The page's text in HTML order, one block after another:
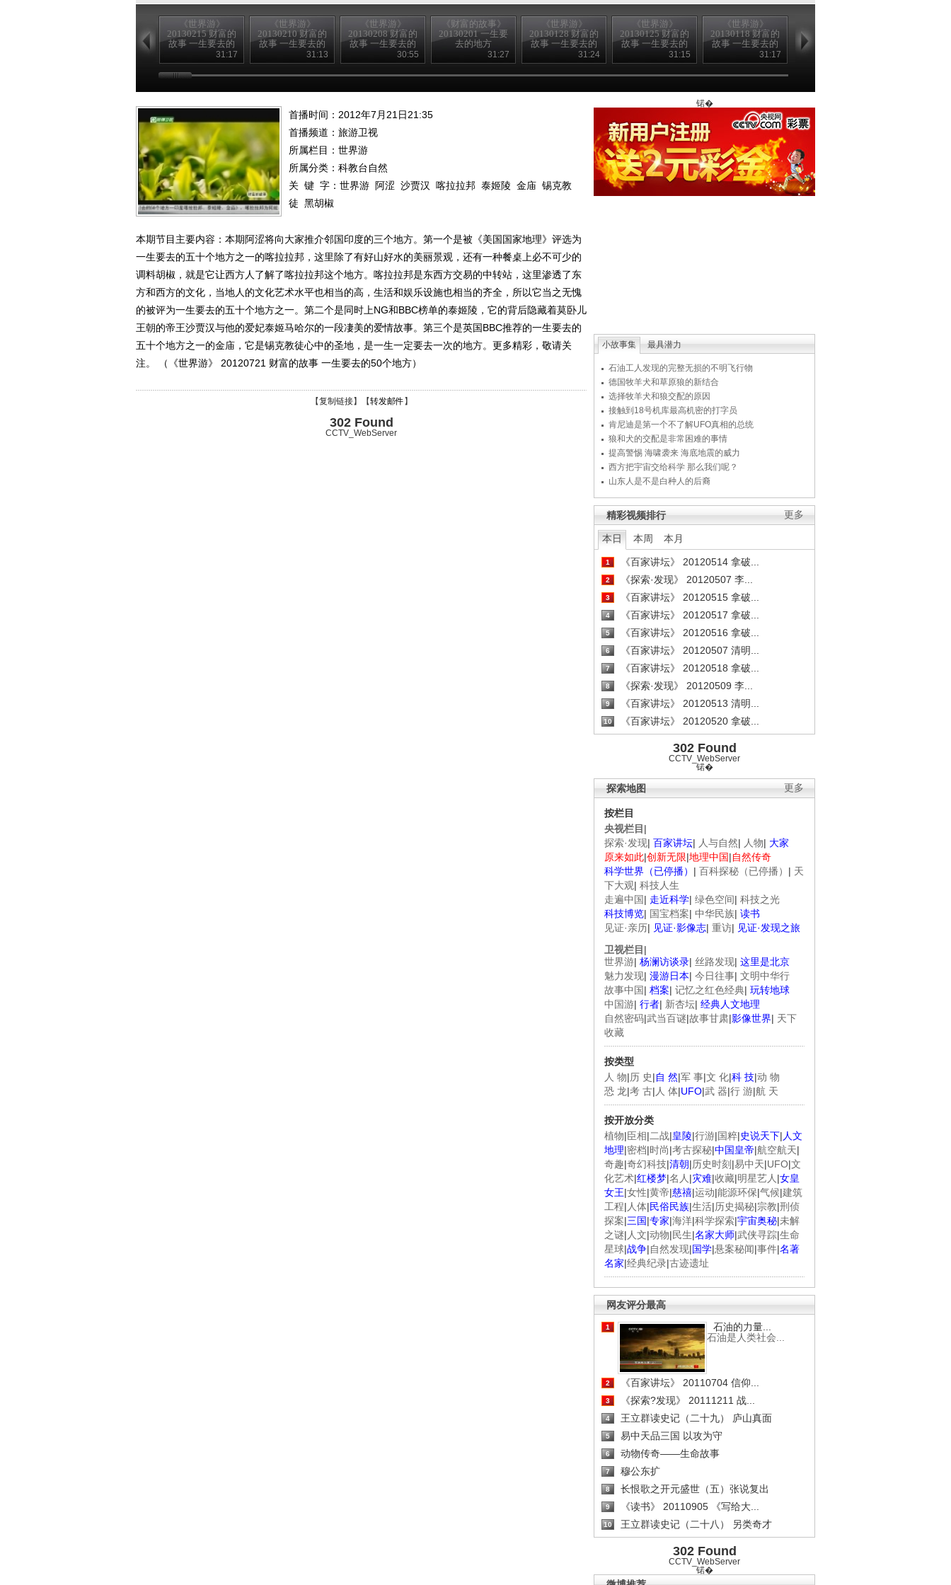
《世界游》
20130215 财富的
故事 一生要去的
31:17
《世界游》
20130210 财富的
故事 一生要去的
31:13
《世界游》
20130208 财富的
故事 一生要去的
30:55
《财富的故事》
20130201 一生要
去的地方
31:27
《世界游》
20130128 财富的
故事 一生要去的
31:24
《世界游》
20130125 财富的
故事 一生要去的
31:15
《世界游》
20130118 财富的
故事 一生要去的
31:17
20130104 财富的
故事 一生要去的
首播时间：2012年7月21日21:35
首播频道： 旅游卫视
所属栏目： 世界游
所属分类：科教台自然
关 键 字： 世界游 阿涩 沙贾汉 喀拉拉邦 泰姬陵 金庙 锡克教
徒 黑胡椒
本期节目主要内容：本期阿涩将向大家推介邻国印度的三个地方。第一个是被《美国国家地理》评选为
一生要去的五十个地方之一的喀拉拉邦，这里除了有好山好水的美丽景观，还有一种餐桌上必不可少的
调料胡椒，就是它让西方人了解了喀拉拉邦这个地方。喀拉拉邦是东西方交易的中转站，这里渗透了东
方和西方的文化，当地人的文化艺术水平也相当的高，生活和娱乐设施也相当的齐全，所以它当之无愧
的被评为一生要去的五十个地方之一。第二个是同时上NG和BBC榜单的泰姬陵，它的背后隐藏着莫卧儿
王朝的帝王沙贾汉与他的爱妃泰姬马哈尔的一段凄美的爱情故事。第三个是英国BBC推荐的一生要去的
五十个地方之一的金庙，它是锡克教徒心中的圣地，是一生一定要去一次的地方。更多精彩，敬请关
注。 （《世界游》 20120721 财富的故事 一生要去的50个地方）
【复制链接】【转发邮件 】
302 Found
CCTV_WebServer
锘�
小故事集 最具潜力
石油工人发现的完整无损的不明飞行物
德国牧羊犬和草原狼的新结合
选择牧羊犬和狼交配的原因
接触到18号机库最高机密的打字员
肯尼迪是第一个不了解UFO真相的总统
狼和犬的交配是非常困难的事情
提高警惕 海啸袭来 海底地震的威力
西方把宇宙交给科学 那么我们呢？
山东人是不是白种人的后裔
更多
精彩视频排行
本日 本周 本月
1 《百家讲坛》 20120514 拿破...
2 《探索·发现》 20120507 李...
3 《百家讲坛》 20120515 拿破...
4 《百家讲坛》 20120517 拿破...
5 《百家讲坛》 20120516 拿破...
6 《百家讲坛》 20120507 清明...
7 《百家讲坛》 20120518 拿破...
8 《探索·发现》 20120509 李...
9 《百家讲坛》 20120513 清明...
10 《百家讲坛》 20120520 拿破...
302 Found
CCTV_WebServer
锘�
更多
探索地图
按栏目
央视栏目 |
探索·发现| 百家讲坛| 人与自然| 人物| 大家
原来如此|创新无限|地理中国|自然传奇
科学世界（已停播） | 百科探秘（已停播） | 天
下大观| 科技人生
走遍中国| 走近科学| 绿色空间| 科技之光
科技博览| 国宝档案| 中华民族| 读书
见证·亲历| 见证·影像志| 重访| 见证·发现之旅
卫视栏目 |
世界游| 杨澜访谈录| 丝路发现| 这里是北京
魅力发现| 漫游日本| 今日往事| 文明中华行
故事中国| 档案| 记忆之红色经典| 玩转地球
中国游| 行者| 新杏坛| 经典人文地理
自然密码|武当百谜|故事甘肃|影像世界| 天下
收藏
按类型
人 物|历 史|自 然|军 事|文 化|科 技|动 物
恐 龙|考 古| 人 体|UFO|武 器|行 游|航 天
按开放分类
植物|臣相|二战|皇陵|行游|国粹|史说天下| 人文
地理|密档|时尚|考古探秘|中国皇帝|航空航天|
奇趣|奇幻科技|清朝|历史时刻 |易中天|UFO|文
化艺术|红楼梦|名人 |灾难|收藏|明星艺人 |女皇
女王|女性|黄帝|慈禧|运动|能源环保|气候|建筑
工程| 人体|民俗民族|生活|历史揭秘|宗教|刑侦
探案|三国|专家|海洋|科学探索|宇宙奥秘|未解
之谜| 人文|动物|民生|名家大师|武侠寻踪|生命
星球|战争|自然发现|国学|悬案秘闻|事件|名著
名家|经典纪录|古迹遗址
网友评分最高
1
石油的力量...
石油是人类社会...
2 《百家讲坛》 20110704 信仰...
3 《探索?发现》 20111211 战...
4 王立群读史记（二十九） 庐山真面
5 易中天品三国 以攻为守
6 动物传奇——生命故事
7 穆公东扩
8 长恨歌之开元盛世（五）张说复出
9 《读书》 20110905 《写给大...
10 王立群读史记（二十八） 另类奇才
302 Found
CCTV_WebServer
锘�